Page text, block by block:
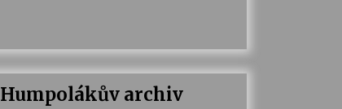
Humpolákův archiv